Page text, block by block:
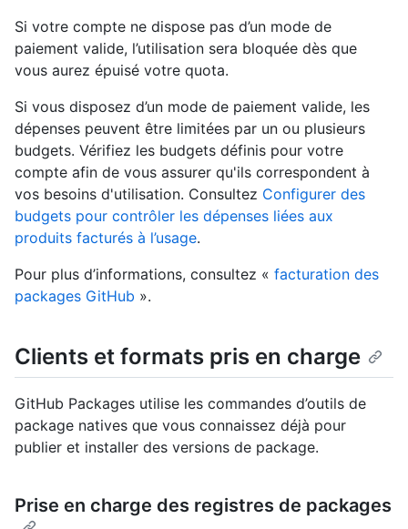
Si votre compte ne dispose pas d’un mode de
paiement valide, l’utilisation sera bloquée dès que
vous aurez épuisé votre quota.
Si vous disposez d’un mode de paiement valide, les
dépenses peuvent être limitées par un ou plusieurs
budgets. Vérifiez les budgets définis pour votre
compte afin de vous assurer qu'ils correspondent à
vos besoins d'utilisation. Consultez Configurer des
budgets pour contrôler les dépenses liées aux
produits facturés à l’usage.
Pour plus d’informations, consultez « facturation des
packages GitHub ».
Clients et formats pris en charge
GitHub Packages utilise les commandes d’outils de
package natives que vous connaissez déjà pour
publier et installer des versions de package.
Prise en charge des registres de packages